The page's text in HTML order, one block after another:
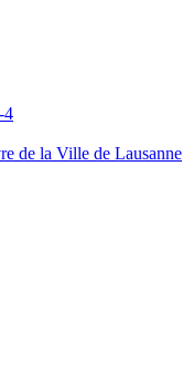
4
de la Ville de Lausanne